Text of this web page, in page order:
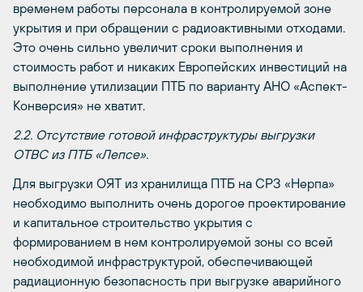
временем работы персонала в контролируемой зоне
укрытия и при обращении с радиоактивными отходами.
Это очень сильно увеличит сроки выполнения и
стоимость работ и никаких Европейских инвестиций на
выполнение утилизации ПТБ по варианту АНО «Аспект-
Конверсия» не хватит.
2.2. Отсутствие готовой инфраструктуры выгрузки
ОТВС из ПТБ «Лепсе».
Для выгрузки ОЯТ из хранилища ПТБ на СРЗ «Нерпа»
необходимо выполнить очень дорогое проектирование
и капитальное строительство укрытия с
формированием в нем контролируемой зоны со всей
необходимой инфраструктурой, обеспечивающей
радиационную безопасность при выгрузке аварийного